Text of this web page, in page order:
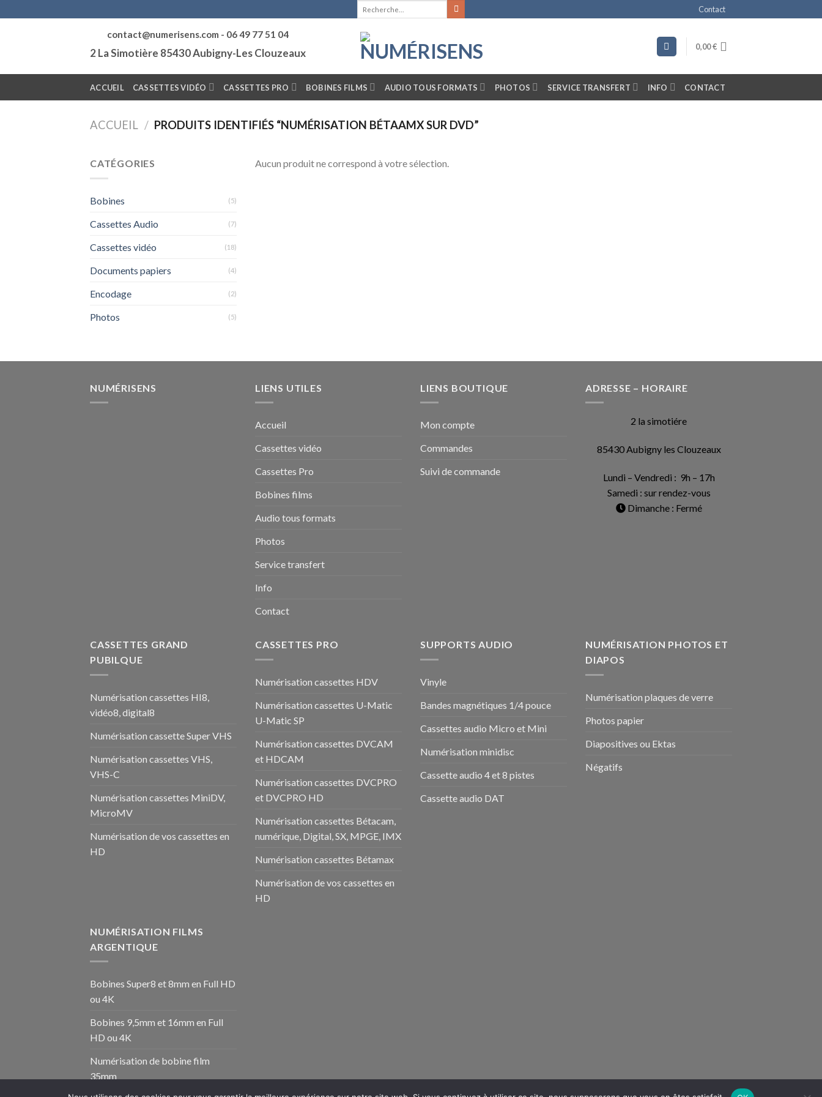
to
Contact
contact@numerisens.com - 06 49 77 51 04
2 La Simotière 85430 Aubigny-Les Clouzeaux
0,00€
ACCUEIL CASSETTES VIDÉO CASSETTES PRO BOBINES FILMS AUDIO TOUS FORMATS PHOTOS SERVICE TRANSFERT INFO CONTACT
ACCUEIL / PRODUITS IDENTIFIÉS “NUMÉRISATION BÉTAAMX SUR DVD”
CATÉGORIES
Bobines (5)
Cassettes Audio (7)
Cassettes vidéo (18)
Documents papiers (4)
Encodage (2)
Photos (5)
Aucun produit ne correspond à votre sélection.
NUMÉRISENS LIENS UTILES
Accueil
Cassettes vidéo
Cassettes Pro
Bobines films
Audio tous formats
Photos
Service transfert
Info
Contact
LIENS BOUTIQUE
Mon compte
Commandes
Suivi de commande
ADRESSE – HORAIRE
2 la simotiére
85430 Aubigny les Clouzeaux
Lundi – Vendredi : 9h – 17h
Samedi : sur rendez-vous
Dimanche : Fermé
CASSETTES GRAND
PUBILQUE
Numérisation cassettes HI8,
vidéo8, digital8
Numérisation cassette Super VHS
Numérisation cassettes VHS,
VHS-C
Numérisation cassettes MiniDV,
MicroMV
Numérisation de vos cassettes en
HD
CASSETTES PRO
Numérisation cassettes HDV
Numérisation cassettes U-Matic
U-Matic SP
Numérisation cassettes DVCAM
et HDCAM
Numérisation cassettes DVCPRO
et DVCPRO HD
Numérisation cassettes Bétacam,
numérique, Digital, SX, MPGE, IMX
Numérisation cassettes Bétamax
Numérisation de vos cassettes en
HD
SUPPORTS AUDIO
Vinyle
Bandes magnétiques 1/4 pouce
Cassettes audio Micro et Mini
Numérisation minidisc
Cassette audio 4 et 8 pistes
Cassette audio DAT
NUMÉRISATION PHOTOS ET
DIAPOS
Numérisation plaques de verre
Photos papier
Diapositives ou Ektas
Négatifs
NUMÉRISATION FILMS
ARGENTIQUE
Bobines Super8 et 8mm en Full HD
ou 4K
Bobines 9,5mm et 16mm en Full
HD ou 4K
Numérisation de bobine film
35mm